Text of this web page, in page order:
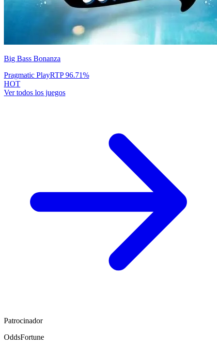
Big Bass Bonanza
Pragmatic PlayRTP96.71%
HOT
Ver todos los juegos
Patrocinador
OddsFortune